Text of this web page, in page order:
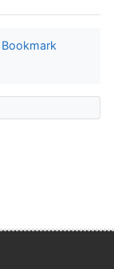
Bookmark